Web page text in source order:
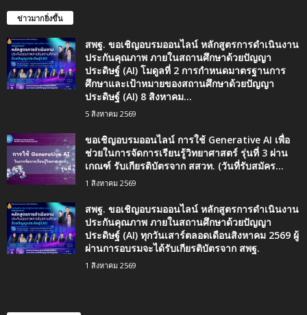
ข่าวมากยิ่งขึ้น
สพฐ. ขอเชิญอบรมออนไลน์ หลักสูตรการดำเนินงาน
ประกันคุณภาพ ภายในสถานศึกษาด้วยปัญญา
ประดิษฐ์ (AI) โมดูลที่ 2 การกำหนดมาตรฐานการ
ศึกษาและเป้าหมายของสถานศึกษาด้วยปัญญา
ประดิษฐ์ (AI) 8 สิงหาคม...
5 สิงหาคม 2569
ขอเชิญอบรมออนไลน์ การใช้ Generative AI เพื่อ
ช่วยในการจัดการเรียนรู้วิทยาศาสตร์ รุ่นที่ 3 ผ่าน
เกณฑ์ รับเกียรติบัตรจาก สสวท. (วันที่รับสมัคร...
1 สิงหาคม 2569
สพฐ. ขอเชิญอบรมออนไลน์ หลักสูตรการดำเนินงาน
ประกันคุณภาพ ภายในสถานศึกษาด้วยปัญญา
ประดิษฐ์ (AI) ทุกวันเสาร์ตลอดเดือนสิงหาคม 2569 ผู้
ผ่านการอบรมจะได้รับเกียรติบัตรจาก สพฐ.
1 สิงหาคม 2569